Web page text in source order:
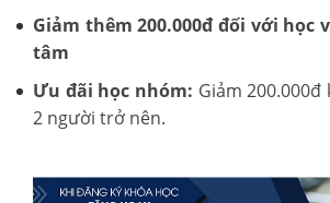
Giảm thêm 200.000đ đối với học
tâm
Ưu đãi học nhóm: Giảm
2 người trở nên.